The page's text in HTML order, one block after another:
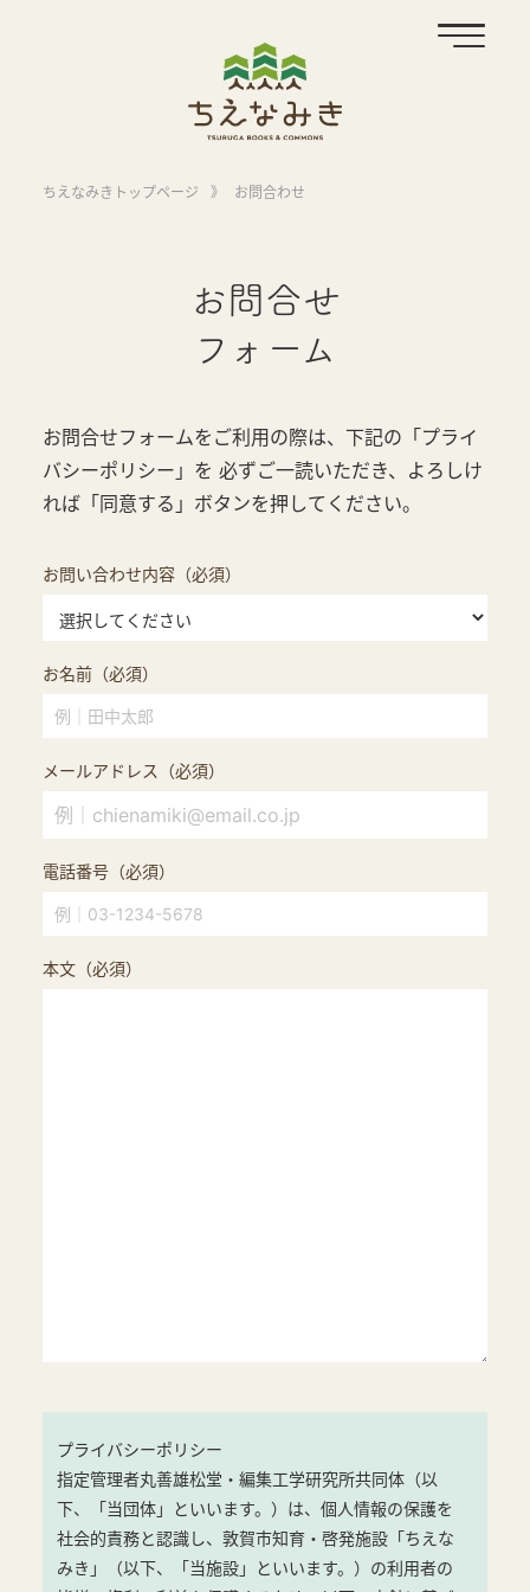
ちえなみきトップページ 》 お問合わせ
お問合せ
フォーム
お問合せフォームをご利用の際は、下記の「プライ
バシーポリシー」を 必ずご一読いただき、よろしけ
れば「同意する」ボタンを押してください。
お問い合わせ内容（必須）
お名前（必須）
メールアドレス（必須）
電話番号（必須）
本文（必須）
プライバシーポリシー
指定管理者丸善雄松堂・編集工学研究所共同体（以
下、「当団体」といいます。）は、個人情報の保護を
社会的責務と認識し、敦賀市知育・啓発施設「ちえな
みき」（以下、「当施設」といいます。）の利用者の